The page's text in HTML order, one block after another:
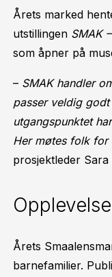
Årets marked
utstillingen SMAK
som åpner på
– SMAK handler
passer veldig godt
utgangspunktet
Her møtes folk for
prosjektleder Sara
Årets
barnefamilier.